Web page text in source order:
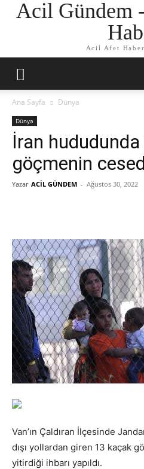
Acil Gündem
Acil Afet
Ana Sayfa Dünya
Dünya
İran
göçmenin
Yazar ACİL GÜNDEM - Ağustos 30, 2022
Van’ın Çaldıran İlçesinde
dışı yollardan giren 13 kaçak
yitirdiği ihbarı yapıldı.